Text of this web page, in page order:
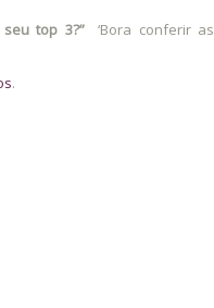
seu top 3?”‘Bora conferir as
.